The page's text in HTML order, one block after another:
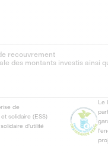
recouvrement
des montants investis ainsi
de
solidaire (ESS)
d'utilité
Le